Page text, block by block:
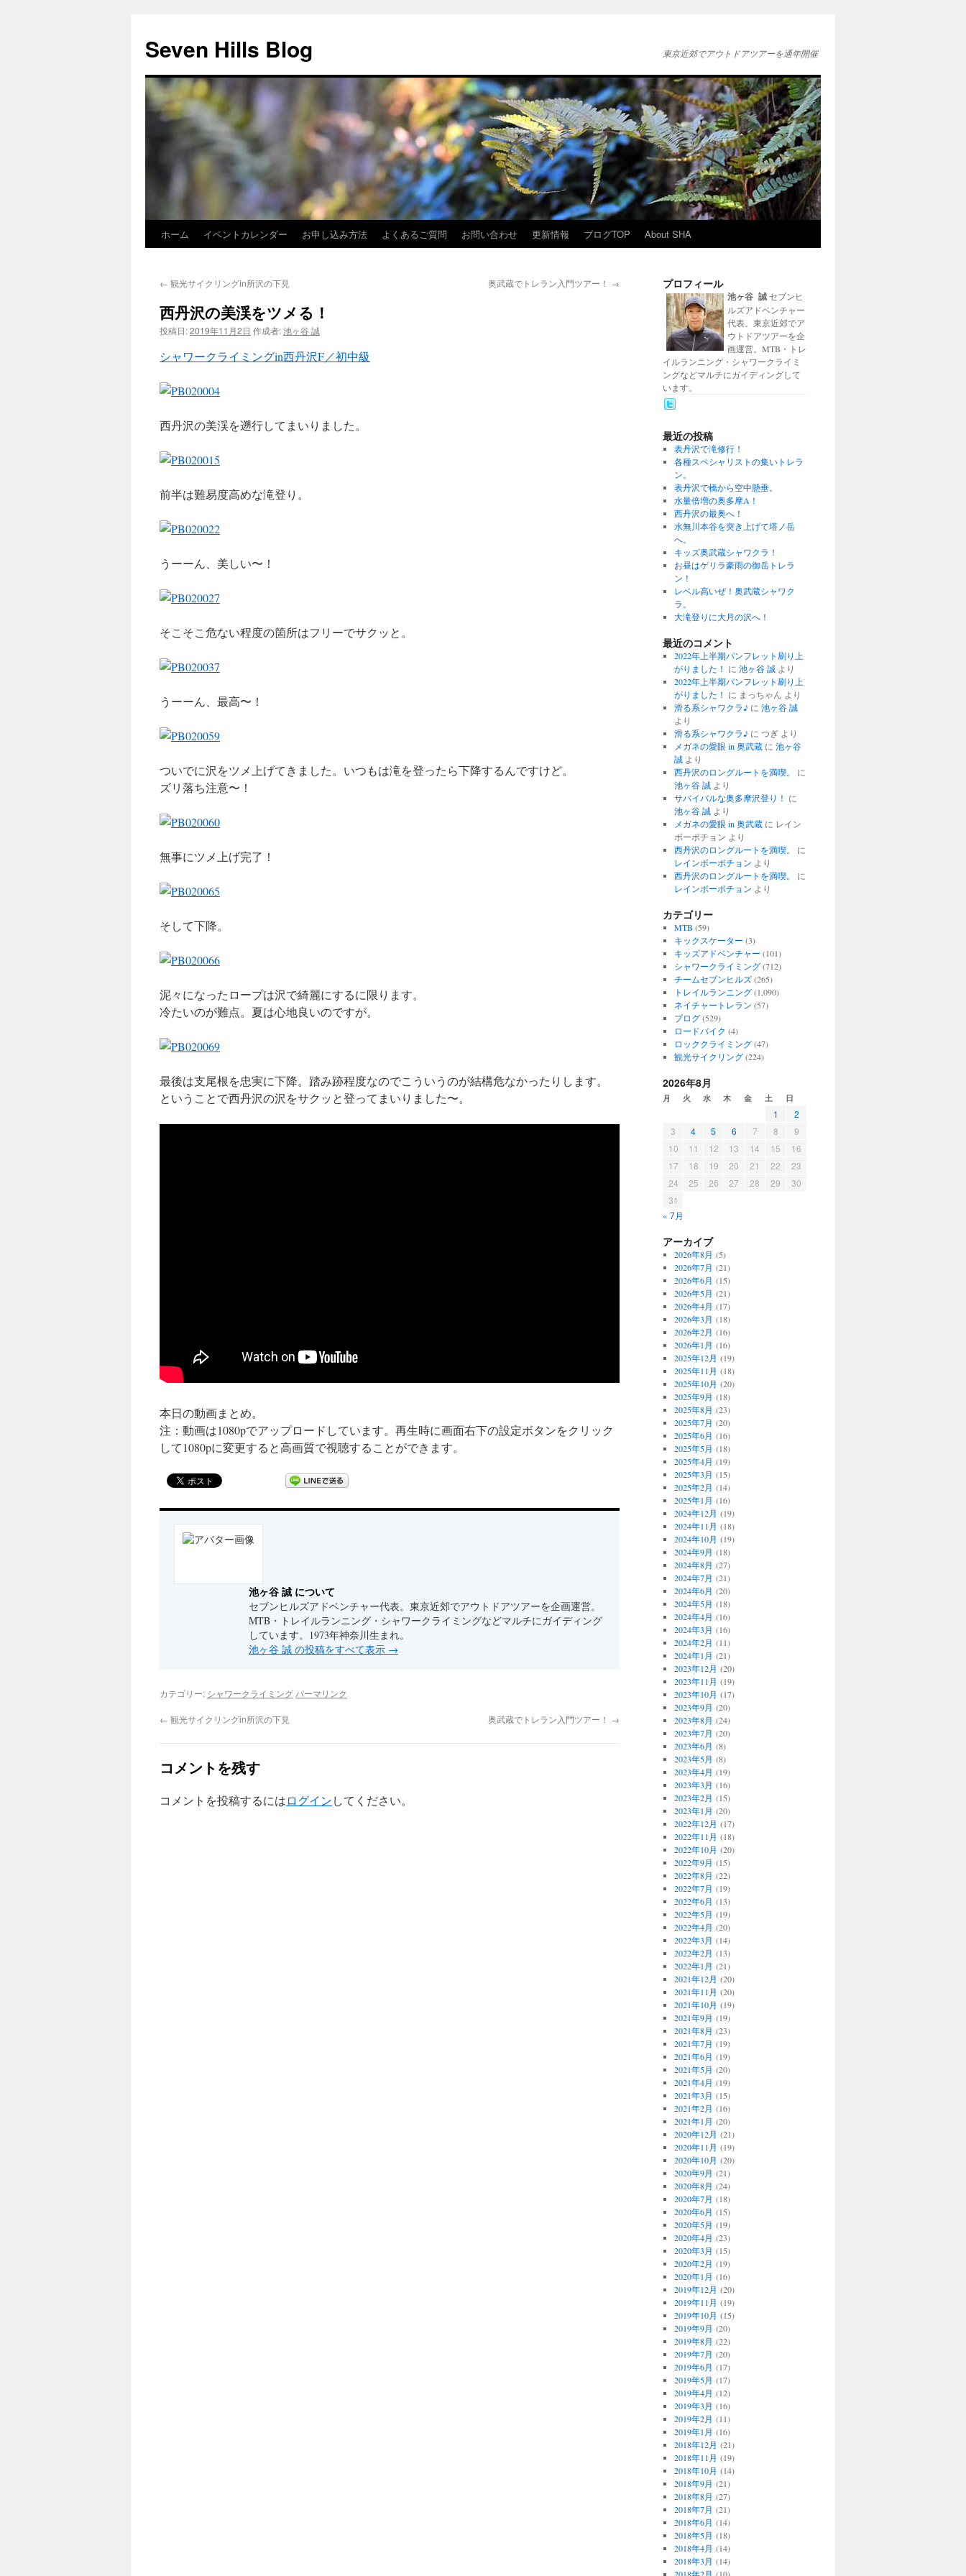
Seven Hills Blog 東京近郊でアウトドアツアーを通年開催
ス
キ
ッ
ホーム イベントカレンダー お申し込み方法 よくあるご質問 お問い合わせ 更新情報 ブログTOP About SHA
← 観光サイクリングin所沢の下見 奥武蔵でトレラン入門ツアー！ →
西丹沢の美渓をツメる！
投稿日:2019年11月2日 作成者:池ヶ谷 誠
シャワークライミングin西丹沢F／初中級
西丹沢の美渓を遡行してまいりました。
前半は難易度高めな滝登り。
うーーん、美しい〜！
そこそこ危ない程度の箇所はフリーでサクッと。
うーーん、最高〜！
ついでに沢をツメ上げてきました。いつもは滝を登ったら下降するんですけど。
ズリ落ち注意〜！
無事にツメ上げ完了！
そして下降。
泥々になったロープは沢で綺麗にするに限ります。
冷たいのが難点。夏は心地良いのですが。
最後は支尾根を忠実に下降。踏み跡程度なのでこういうのが結構危なかったりします。
ということで西丹沢の沢をサクッと登ってまいりました〜。
本日の動画まとめ。
注：動画は1080pでアップロードしています。再生時に画面右下の設定ボタンをクリック
して1080pに変更すると高画質で視聴することができます。
池ヶ谷 誠 について
セブンヒルズアドベンチャー代表。東京近郊でアウトドアツアーを企画運営。
MTB・トレイルランニング・シャワークライミングなどマルチにガイディング
しています。1973年神奈川生まれ。
池ヶ谷 誠 の投稿をすべて表示 →
カテゴリー: シャワークライミング パーマリンク
← 観光サイクリングin所沢の下見 奥武蔵でトレラン入門ツアー！ →
コメントを残す
コメントを投稿するにはログインしてください。
プロフィール
池ヶ谷 誠 セブンヒ
ルズアドベンチャー
代表。東京近郊でア
ウトドアツアーを企
画運営。MTB・トレ
イルランニング・シャワークライミ
ングなどマルチにガイディングして
います。
最近の投稿
表丹沢で滝修行！
各種スペシャリストの集いトレラ
ン。
表丹沢で橋から空中懸垂。
水量倍増の奥多摩A！
西丹沢の最奥へ！
水無川本谷を突き上げて塔ノ岳
へ。
キッズ奥武蔵シャワクラ！
お昼はゲリラ豪雨の御岳トレラ
ン！
レベル高いぜ！奥武蔵シャワク
ラ。
大滝登りに大月の沢へ！
最近のコメント
2022年上半期パンフレット刷り上
がりました！ に 池ヶ谷 誠より
2022年上半期パンフレット刷り上
がりました！ に まっちゃん より
滑る系シャワクラ♪に 池ヶ谷 誠
より
滑る系シャワクラ♪に つぎより
メガネの愛眼 in 奥武蔵に 池ヶ谷
誠より
西丹沢のロングルートを満喫。
に
池ヶ谷 誠より
サバイバルな奥多摩沢登り！ に
池ヶ谷 誠より
メガネの愛眼 in 奥武蔵に レイン
ボーポチョン より
西丹沢のロングルートを満喫。
に
レインボーポチョン より
西丹沢のロングルートを満喫。
に
レインボーポチョン より
カテゴリー
MTB (59)
キックスケーター (3)
キッズアドベンチャー (101)
シャワークライミング(712)
チームセブンヒルズ(265)
トレイルランニング(1,090)
ネイチャートレラン (57)
ブログ(529)
ロードバイク (4)
ロッククライミング(47)
観光サイクリング(224)
2026年8月
月 火 水 木 金 土 日
1
2
3
4 5 6 7 8
9
10
11 12 13 14 15
16
17
18 19 20 21 22
23
24
25 26 27 28 29
30
31
« 7月
アーカイブ
2026年8月 (5)
2026年7月 (21)
2026年6月 (15)
2026年5月 (21)
2026年4月 (17)
2026年3月 (18)
2026年2月 (16)
2026年1月 (16)
2025年12月 (19)
2025年11月 (18)
2025年10月 (20)
2025年9月 (18)
2025年8月 (23)
2025年7月 (20)
2025年6月 (16)
2025年5月 (18)
2025年4月 (19)
2025年3月 (15)
2025年2月 (14)
2025年1月 (16)
2024年12月 (19)
2024年11月 (18)
2024年10月 (19)
2024年9月 (18)
2024年8月 (27)
2024年7月 (21)
2024年6月 (20)
2024年5月 (18)
2024年4月 (16)
2024年3月 (16)
2024年2月 (11)
2024年1月 (21)
2023年12月 (20)
2023年11月 (19)
2023年10月 (17)
2023年9月 (20)
2023年8月 (24)
2023年7月 (20)
2023年6月 (8)
2023年5月 (8)
2023年4月 (19)
2023年3月 (16)
2023年2月 (15)
2023年1月 (20)
2022年12月 (17)
2022年11月 (18)
2022年10月 (20)
2022年9月 (15)
2022年8月 (22)
2022年7月 (19)
2022年6月 (13)
2022年5月 (19)
2022年4月 (20)
2022年3月 (14)
2022年2月 (13)
2022年1月 (21)
2021年12月 (20)
2021年11月 (20)
2021年10月 (19)
2021年9月 (19)
2021年8月 (23)
2021年7月 (19)
2021年6月 (19)
2021年5月 (20)
2021年4月 (19)
2021年3月 (15)
2021年2月 (16)
2021年1月 (20)
2020年12月 (21)
2020年11月 (19)
2020年10月 (20)
2020年9月 (21)
2020年8月 (24)
2020年7月 (18)
2020年6月 (15)
2020年5月 (19)
2020年4月 (23)
2020年3月 (15)
2020年2月 (19)
2020年1月 (16)
2019年12月 (20)
2019年11月 (19)
2019年10月 (15)
2019年9月 (20)
2019年8月 (22)
2019年7月 (20)
2019年6月 (17)
2019年5月 (17)
2019年4月 (12)
2019年3月 (16)
2019年2月 (11)
2019年1月 (16)
2018年12月 (21)
2018年11月 (19)
2018年10月 (14)
2018年9月 (21)
2018年8月 (27)
2018年7月 (21)
2018年6月 (14)
2018年5月 (18)
2018年4月 (14)
2018年3月 (14)